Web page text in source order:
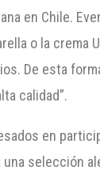
en Chile.
o la crema
De esta
calidad”.
en
selección